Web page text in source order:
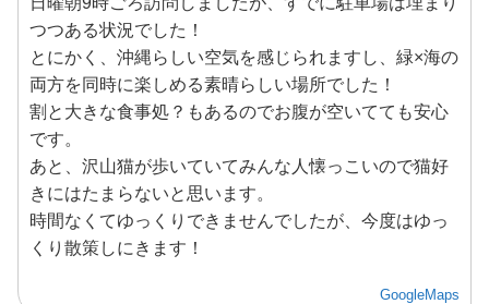
つつある状況でした！
とにかく、沖縄らしい空気を感じられますし、緑×海の
両方を同時に楽しめる素晴らしい場所でした！
割と大きな食事処？もあるのでお腹が空いてても安心
です。
あと、沢山猫が歩いていてみんな人懐っこいので猫好
きにはたまらないと思います。
時間なくてゆっくりできませんでしたが、今度はゆっ
くり散策しにきます！
GoogleMaps